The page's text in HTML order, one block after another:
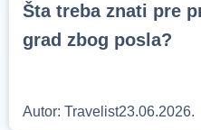
Šta treba znati pre
grad zbog posla?
Autor: Travelist23.06.2026.